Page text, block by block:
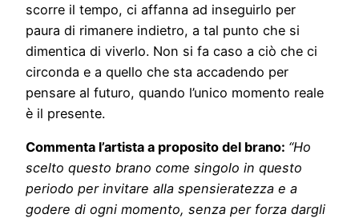
scorre il tempo, ci affanna ad inseguirlo per
paura di rimanere indietro, a tal punto che si
dimentica di viverlo. Non si fa caso a ciò che ci
circonda e a quello che sta accadendo per
pensare al futuro, quando l’unico momento reale
è il presente.
Commenta l’artista a proposito del brano: “Ho
scelto questo brano come singolo in questo
periodo per invitare alla spensieratezza e a
godere di ogni momento, senza per forza dargli